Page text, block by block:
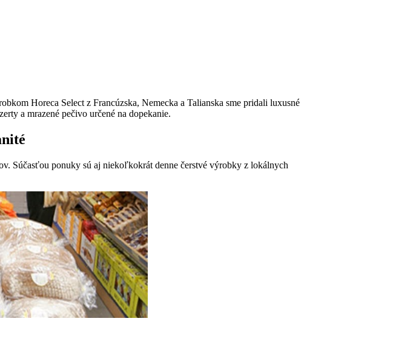
Horeca Select z Francúzska, Nemecka a Talianska sme pridali luxusné
a mrazené pečivo určené na dopekanie.
Súčasťou ponuky sú aj niekoľkokrát denne čerstvé výrobky z lokálnych